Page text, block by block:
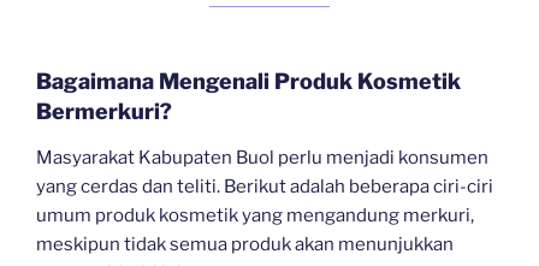
Bagaimana Mengenali Produk Kosmetik
Bermerkuri?
Masyarakat Kabupaten Buol perlu menjadi konsumen
yang cerdas dan teliti. Berikut adalah beberapa ciri-ciri
umum produk kosmetik yang mengandung merkuri,
meskipun tidak semua produk akan menunjukkan